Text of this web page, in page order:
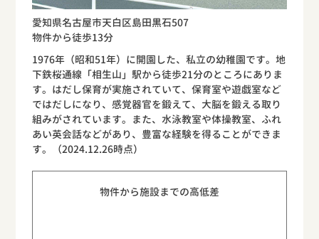
愛知県名古屋市天白区島田黒石507
物件から徒歩13分
1976年（昭和51年）に開園した、私立の幼稚園です。地
下鉄桜通線「相生山」駅から徒歩21分のところにありま
す。はだし保育が実施されていて、保育室や遊戯室など
ではだしになり、感覚器官を鍛えて、大脳を鍛える取り
組みがされています。また、水泳教室や体操教室、ふれ
あい英会話などがあり、豊富な経験を得ることができま
す。（2024.12.26時点）
物件から施設までの高低差